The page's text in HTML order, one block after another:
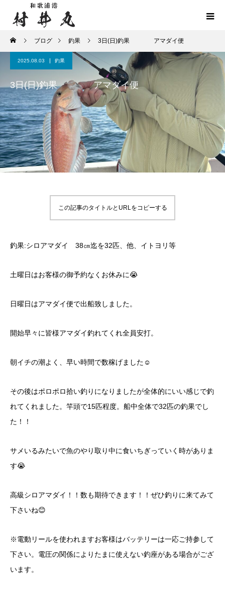
ブログ 釣果 3日(日)釣果 アマダイ便
2025.08.03 釣果
3日(日)釣果 アマダイ便
この記事のタイトルとURLをコピーする
釣果:シロアマダイ 38㎝迄を32匹、他、イトヨリ等
土曜日はお客様の御予約なくお休みに😭
日曜日はアマダイ便で出船致しました。
開始早々に皆様アマダイ釣れてくれ全員安打。
朝イチの潮よく、早い時間で数稼げました☺️
その後はポロポロ拾い釣りになりましたが全体的にいい感じで釣
れてくれました。竿頭で15匹程度。船中全体で32匹の釣果でし
た！！
サメいるみたいで魚のやり取り中に食いちぎっていく時がありま
す😭
高級シロアマダイ！！数も期待できます！！ぜひ釣りに来てみて
下さいね😊
※電動リールを使われますお客様はバッテリーは一応ご持参して
下さい。電圧の関係によりたまに使えない釣座がある場合がござ
います。